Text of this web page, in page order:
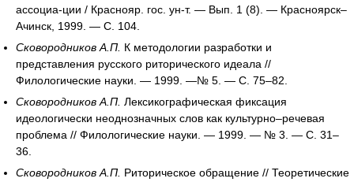
ассоциа-ции / Краснояр. гос. ун-т. — Вып. 1 (8). — Красноярск–
Ачинск, 1999. — С. 104.
Сковородников А.П. К методологии разработки и
представления русского риторического идеала //
Филологические науки. — 1999. —№ 5. — С. 75–82.
Сковородников А.П. Лексикографическая фиксация
идеологически неоднозначных слов как культурно–речевая
проблема // Филологические науки. — 1999. — № 3. — С. 31–
36.
Сковородников А.П. Риторическое обращение // Теоретические